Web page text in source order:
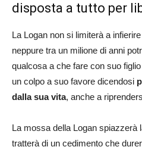
disposta a tutto per
La Logan non si limiterà a
neppure tra un milione di anni
qualcosa a che fare con suo
un colpo a suo favore dicendosi
dalla sua vita, anche a
La mossa della Logan spiazzerà
tratterà di un cedimento che